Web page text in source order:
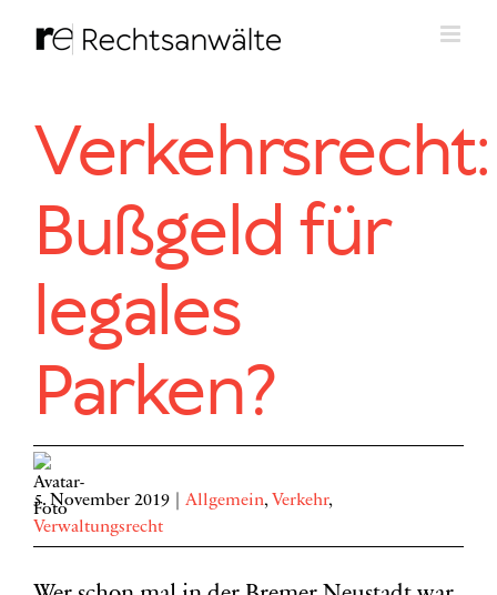
Inhalt
Verkehrsrecht:
Bußgeld für
legales
Parken?
5. November 2019 Allgemein, Verkehr,
Verwaltungsrecht